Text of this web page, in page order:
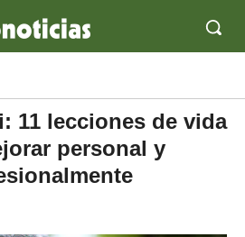
11 lecciones de vida
personal y